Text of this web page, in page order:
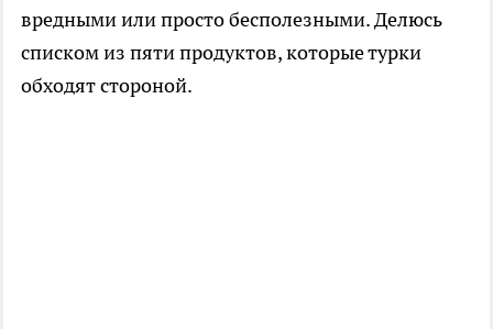
вредными или просто бесполезными. Делюсь
списком из пяти продуктов, которые турки
обходят стороной.